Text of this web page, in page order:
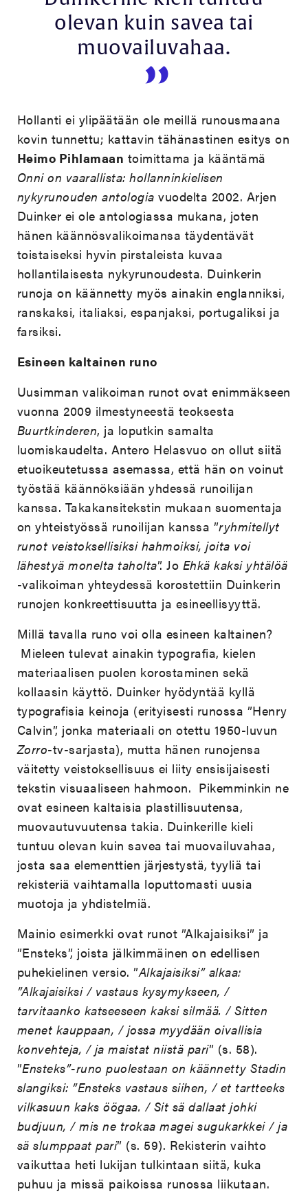
olevan kuin savea tai
muovailuvahaa.
Hollanti ei ylipäätään ole meillä runousmaana
kovin tunnettu; kattavin tähänastinen esitys on
Heimo Pihlamaan toimittama ja kääntämä
Onni on vaarallista: hollanninkielisen
nykyrunouden antologia vuodelta 2002. Arjen
Duinker ei ole antologiassa mukana, joten
hänen käännösvalikoimansa täydentävät
toistaiseksi hyvin pirstaleista kuvaa
hollantilaisesta nykyrunoudesta. Duinkerin
runoja on käännetty myös ainakin englanniksi,
ranskaksi, italiaksi, espanjaksi, portugaliksi ja
farsiksi.
Esineen kaltainen runo
Uusimman valikoiman runot ovat enimmäkseen
vuonna 2009 ilmestyneestä teoksesta
Buurtkinderen, ja loputkin samalta
luomiskaudelta. Antero Helasvuo on ollut siitä
etuoikeutetussa asemassa, että hän on voinut
työstää käännöksiään yhdessä runoilijan
kanssa. Takakansitekstin mukaan suomentaja
on yhteistyössä runoilijan kanssa ”ryhmitellyt
runot veistoksellisiksi hahmoiksi, joita voi
lähestyä monelta taholta”. Jo Ehkä kaksi yhtälöä
-valikoiman yhteydessä korostettiin Duinkerin
runojen konkreettisuutta ja esineellisyyttä.
Millä tavalla runo voi olla esineen kaltainen?
Mieleen tulevat ainakin typografia, kielen
materiaalisen puolen korostaminen sekä
kollaasin käyttö. Duinker hyödyntää kyllä
typografisia keinoja (erityisesti runossa ”Henry
Calvin”, jonka materiaali on otettu 1950-luvun
Zorro-tv-sarjasta), mutta hänen runojensa
väitetty veistoksellisuus ei liity ensisijaisesti
tekstin visuaaliseen hahmoon. Pikemminkin ne
ovat esineen kaltaisia plastillisuutensa,
muovautuvuutensa takia. Duinkerille kieli
tuntuu olevan kuin savea tai muovailuvahaa,
josta saa elementtien järjestystä, tyyliä tai
rekisteriä vaihtamalla loputtomasti uusia
muotoja ja yhdistelmiä.
Mainio esimerkki ovat runot ”Alkajaisiksi” ja
”Ensteks”, joista jälkimmäinen on edellisen
puhekielinen versio. ”Alkajaisiksi” alkaa:
”Alkajaisiksi / vastaus kysymykseen, /
tarvitaanko katseeseen kaksi silmää. / Sitten
menet kauppaan, / jossa myydään oivallisia
konvehteja, / ja maistat niistä pari” (s. 58).
”Ensteks”-runo puolestaan on käännetty Stadin
slangiksi: ”Ensteks vastaus siihen, / et tartteeks
vilkasuun kaks öögaa. / Sit sä dallaat johki
budjuun, / mis ne trokaa magei sugukarkkei / ja
sä slumppaat pari” (s. 59). Rekisterin vaihto
vaikuttaa heti lukijan tulkintaan siitä, kuka
puhuu ja missä paikoissa runossa liikutaan.